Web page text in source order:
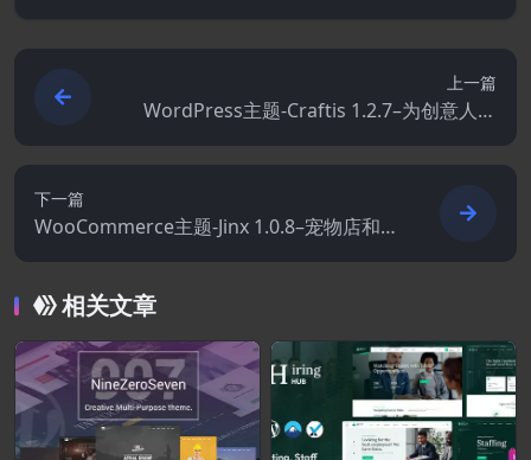
上一篇
WordPress主题-Craftis 1.2.7–为创意人士
打造的手工.手工艺和工匠WordPress主题+
WCFM
下一篇
WooCommerce主题-Jinx 1.0.8–宠物店和兽
医WooCommerce主题
相关文章